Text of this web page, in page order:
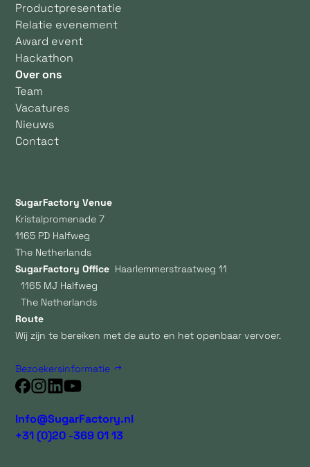
Productpresentatie
Relatie evenement
Award event
Hackathon
Over ons
Team
Vacatures
Nieuws
Contact
SugarFactory Venue
Kristalpromenade 7
1165 PD Halfweg
The Netherlands
SugarFactory Office Haarlemmerstraatweg 11
1165 MJ Halfweg
The Netherlands
Route
Wij zijn te bereiken met de auto en het openbaar vervoer.
Bezoekersinformatie
Info@SugarFactory.nl
+31 (0)20 -369 01 13